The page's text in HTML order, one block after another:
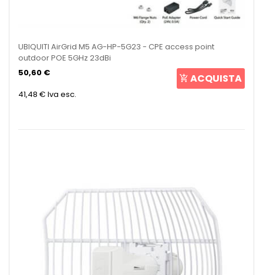
UBIQUITI AirGrid M5 AG-HP-5G23 - CPE access point
outdoor POE 5GHz 23dBi
50,60 €
41,48 € Iva esc.
ACQUISTA